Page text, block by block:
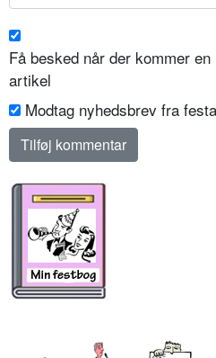
Få besked når der kommer
artikel
Modtag nyhedsbrev fra